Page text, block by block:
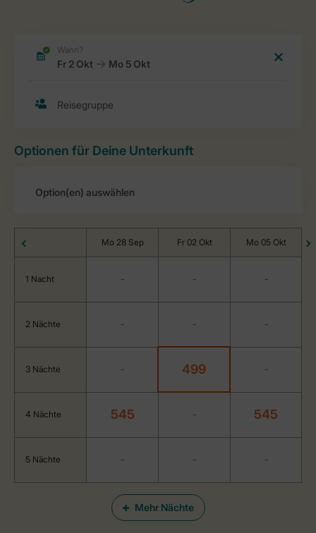
Optionen für Deine Unterkunft
Mehr Nächte
Mo 28 Sep Fr 02 Okt Mo 05 Okt
1 Nacht - - -
2 Nächte - - -
3 Nächte - 499 -
4 Nächte 545 - 545
5 Nächte - - -